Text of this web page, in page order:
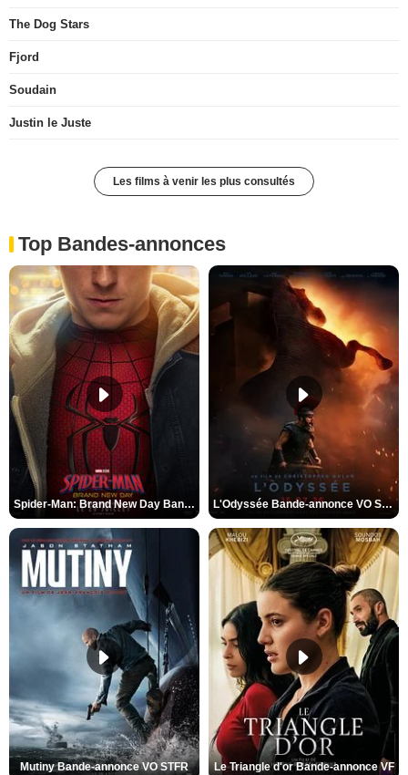
The Dog Stars
Fjord
Soudain
Justin le Juste
Les films à venir les plus consultés
Top Bandes-annonces
Spider-Man: Brand New Day Bande-annonce VO STFR L'Odyssée Bande-annonce VO STFR
Mutiny Bande-annonce VO STFR Le Triangle d'or Bande-annonce VF